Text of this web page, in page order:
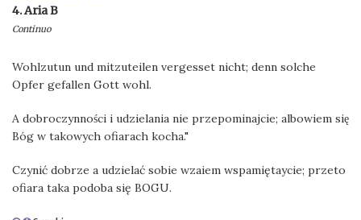
4. Aria B
Continuo
Wohlzutun und mitzuteilen vergesset nicht; denn solche
Opfer gefallen Gott wohl.
A dobroczynności i udzielania nie przepominajcie; albowiem się
Bóg w takowych ofiarach kocha."
Czynić dobrze a udzielać sobie wzaiem wspamiętaycie; przeto
ofiara taka podoba się BOGU.